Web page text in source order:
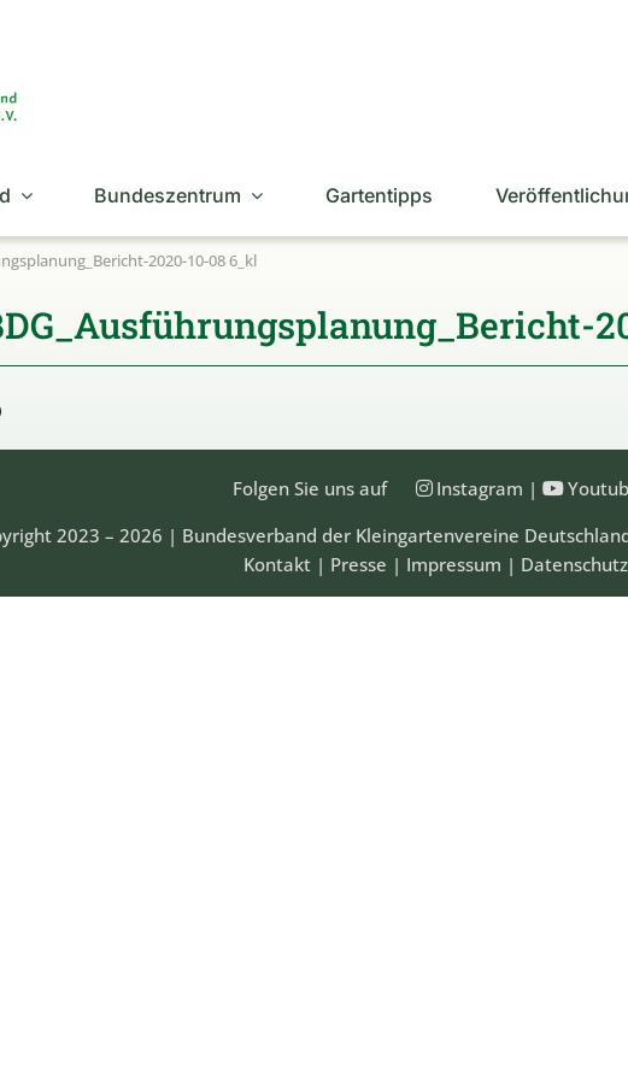
Bundeszentrum Gartentipps
2020-10-08 6_kl
Folgen Sie uns auf Instagram |
2023 – 2026 | Bundesverband der Kleingartenvereine
Kontakt | Presse | Impressum | Datenschutz